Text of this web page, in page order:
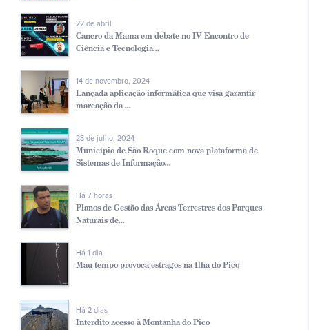
22 de abril
Cancro da Mama em debate no IV Encontro de
Ciência e Tecnologia...
14 de novembro, 2024
Lançada aplicação informática que visa garantir
marcação da ...
23 de julho, 2024
Município de São Roque com nova plataforma de
Sistemas de Informação...
Há 7 horas
Planos de Gestão das Áreas Terrestres dos Parques
Naturais de...
Há 1 dia
Mau tempo provoca estragos na Ilha do Pico
Há 2 dias
Interdito acesso à Montanha do Pico